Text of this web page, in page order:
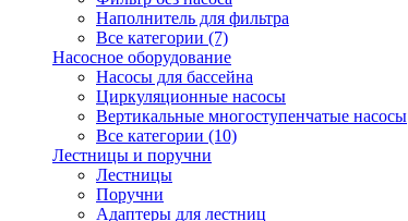
Наполнитель для фильтра
Все категории (7)
Насосное оборудование
Насосы для бассейна
Циркуляционные насосы
Вертикальные многоступенчатые насосы
Все категории (10)
Лестницы и поручни
Лестницы
Поручни
Адаптеры для лестниц